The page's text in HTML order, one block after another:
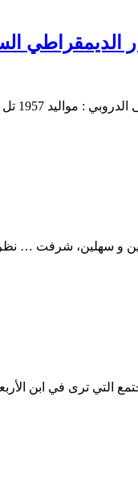
الديمقراطي
و سهلين، شرفت …
ترى في ابن